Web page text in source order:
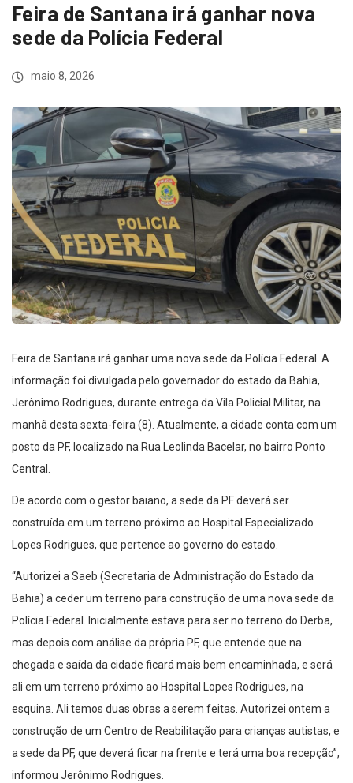
Feira de Santana irá ganhar nova
sede da Polícia Federal
maio 8, 2026
Feira de Santana irá ganhar uma nova sede da Polícia Federal. A
informação foi divulgada pelo governador do estado da Bahia,
Jerônimo Rodrigues, durante entrega da Vila Policial Militar, na
manhã desta sexta-feira (8). Atualmente, a cidade conta com um
posto da PF, localizado na Rua Leolinda Bacelar, no bairro Ponto
Central.
De acordo com o gestor baiano, a sede da PF deverá ser
construída em um terreno próximo ao Hospital Especializado
Lopes Rodrigues, que pertence ao governo do estado.
“Autorizei a Saeb (Secretaria de Administração do Estado da
Bahia) a ceder um terreno para construção de uma nova sede da
Polícia Federal. Inicialmente estava para ser no terreno do Derba,
mas depois com análise da própria PF, que entende que na
chegada e saída da cidade ficará mais bem encaminhada, e será
ali em um terreno próximo ao Hospital Lopes Rodrigues, na
esquina. Ali temos duas obras a serem feitas. Autorizei ontem a
construção de um Centro de Reabilitação para crianças autistas, e
a sede da PF, que deverá ficar na frente e terá uma boa recepção”,
informou Jerônimo Rodrigues.